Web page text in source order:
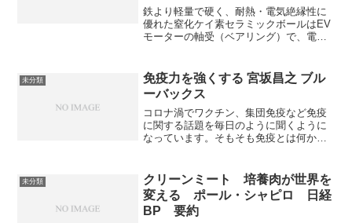
鉄より軽量で硬く、耐熱・電気絶縁性に
優れた窒化ケイ素セラミックボールはEV
モーターの軸受（ベアリング）で、電気
UBEが出資するのか知ることができま
す。
未分類
免疫力を強くする 宮坂昌之 ブル
ーバックス
コロナ渦でワクチン、集団免疫など免疫
に関する話題を毎日のように聞くように
なっています。そもそも免疫とは何か、
たものではありますが、ニュースに踊ら
されないためにも読むべき本になってい
ます。
未分類
クリーンミート 培養肉が世界を
変える ポール・シャピロ 日経
BP 要約